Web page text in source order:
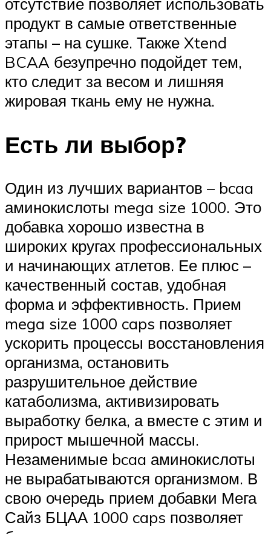
продукт в самые ответственные
этапы – на сушке. Также Xtend
BCAA безупречно подойдет тем,
кто следит за весом и лишняя
жировая ткань ему не нужна.
Есть ли выбор?
Один из лучших вариантов – bcaa
аминокислоты mega size 1000. Это
добавка хорошо известна в
широких кругах профессиональных
и начинающих атлетов. Ее плюс –
качественный состав, удобная
форма и эффективность. Прием
mega size 1000 caps позволяет
ускорить процессы восстановления
организма, остановить
разрушительное действие
катаболизма, активизировать
выработку белка, а вместе с этим и
прирост мышечной массы.
Незаменимые bcaa аминокислоты
не вырабатываются организмом. В
свою очередь прием добавки Мега
Сайз БЦАА 1000 caps позволяет